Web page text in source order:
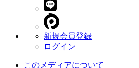
新規会員登録
ログイン
このメディアについて